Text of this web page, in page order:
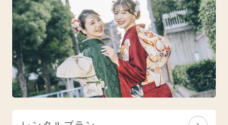
特選技法
オリジナルブランド
人気モデルブランド